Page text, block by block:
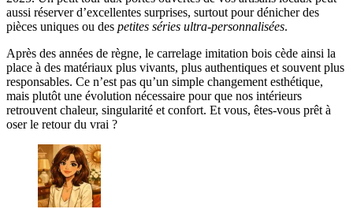
aussi réserver d’excellentes surprises, surtout pour dénicher des
pièces uniques ou des petites séries ultra-personnalisées.
Après des années de règne, le carrelage imitation bois cède ainsi la
place à des matériaux plus vivants, plus authentiques et souvent plus
responsables. Ce n’est pas qu’un simple changement esthétique,
mais plutôt une évolution nécessaire pour que nos intérieurs
retrouvent chaleur, singularité et confort. Et vous, êtes-vous prêt à
oser le retour du vrai ?